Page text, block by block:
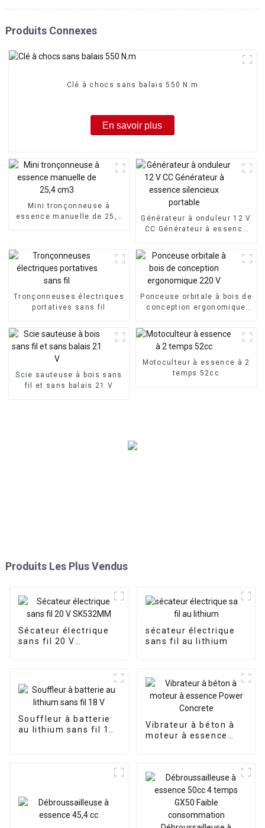
Produits Connexes
Clé à chocs sans balais 550 N.m
En savoir plus
Mini tronçonneuse à
essence manuelle de 25,4
Générateur à onduleur 12 V
CC Générateur à essence
Tronçonneuses électriques
portatives sans fil
Ponceuse orbitale à bois de
conception ergonomique
Scie sauteuse à bois sans
fil et sans balais 21 V
Motoculteur à essence à 2
temps 52cc
Produits Les Plus Vendus
Sécateur électrique
sans fil 20 V
sécateur électrique
sans fil au lithium
Souffleur à batterie
au lithium sans fil 18
Vibrateur à béton à
moteur à essence